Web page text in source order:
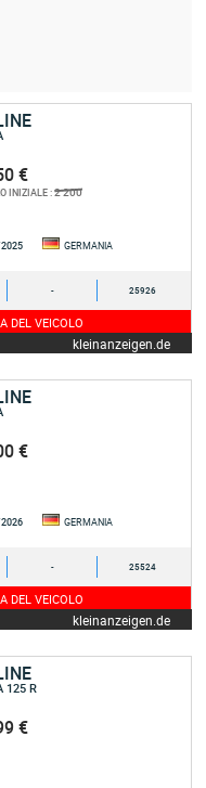
€
INIZIALE :2 200
GERMANIA
- 25926
DEL VEICOLO
kleinanzeigen.de
€
GERMANIA
- 25524
DEL VEICOLO
kleinanzeigen.de
125 R
€